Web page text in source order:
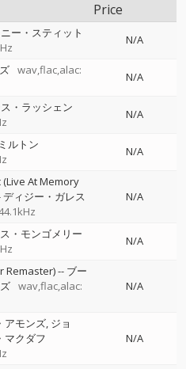
Price
ー・スティット
N/A
wav,flac,alac:
N/A
・ラッシェン
N/A
ルトン
N/A
(Live At Memory
ディジー・ガレス
N/A
・モンゴメリー
N/A
Remaster)-- ブー
wav,flac,alac:
N/A
アモンズ ジョ
マクダフ
N/A